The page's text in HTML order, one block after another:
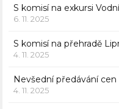
S komisí na exkursi
6. 11. 2025
S komisí na přehradě
4. 11. 2025
Nevšední předávání
4. 11. 2025